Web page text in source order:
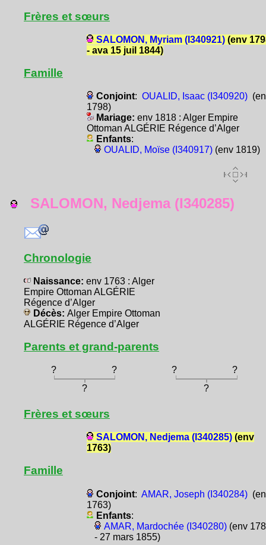
Frères et sœurs
SALOMON, Myriam (I340921)(env
- ava 15 juil 1844)
Famille
Conjoint: OUALID, Isaac (I340920)
1798)
Mariage: env 1818 : Alger Empire
Ottoman ALGÉRIE Régence d’Alger
Enfants:
OUALID, Moïse (I340917)(env 1819)
SALOMON, Nedjema (I340285)
Chronologie
Naissance: env 1763 : Alger
Empire Ottoman ALGÉRIE
Régence d’Alger
Décès: Alger Empire Ottoman
ALGÉRIE Régence d’Alger
Parents et grand-parents
? ? ?
?
?
?
Frères et sœurs
SALOMON, Nedjema (I340285)(env
1763)
Famille
Conjoint: AMAR, Joseph (I340284)
1763)
Enfants:
AMAR, Mardochée (I340280)(env
- 27 mars 1855)